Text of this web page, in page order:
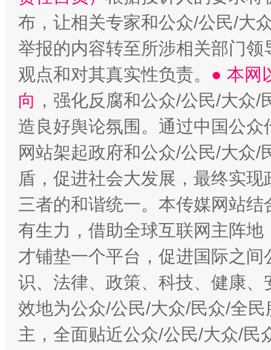
布，让相关专家和公众/公民/大
举报的内容转至所涉相关部门
观点和对其真实性负责。 ● 本网
向 ，强化反腐和公众/公民/大众
造良好舆论氛围。通过中国公
网站架起政府和公众/公民/大众
盾，促进社会大发展，最终实
三者的和谐统一。本传媒网站
有生力，借助全球互联网主阵
才铺垫一个平台，促进国际之
识、法律、政策、科技、健康
效地为公众/公民/大众/民众/全
主，全面贴近公众/公民/大众/民